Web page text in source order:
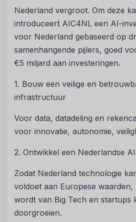
Nederland vergroot. Om deze
introduceert AIC4NL een AI-
voor Nederland gebaseerd op
samenhangende pijlers, goed
€5 miljard aan investeringen.
1. Bouw een veilige en
infrastructuur
Voor data, datadeling en
voor innovatie, autonomie,
2. Ontwikkel een Nederlandse
Zodat Nederland technologie
voldoet aan Europese
wordt van Big Tech en startups
doorgroeien.